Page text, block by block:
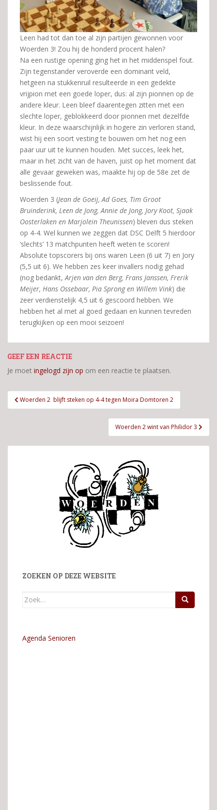
Leen had tot dan toe al zijn partijen gewonnen voor
Woerden 3! Zou hij de honderd procent halen?
Na een rustige opening ging het in het middenspel fout.
Zijn tegenstander veroverde een dominant veld,
hetgeen na stukkenruil resulteerde in een gedekte
vrijpion met een goede loper, dus: al zijn pionnen op de
andere kleur. Leen bleef daarentegen zitten met een
slechte loper, geblokkeerd door pionnen met dezelfde
kleur. In deze waarschijnlijk in hogere zin verloren stand,
wist hij een soort vesting te bouwen om het nog een
paar uur uit te kunnen houden. Met succes, leek het,
maar in het zicht van de haven, juist op het moment dat
alle gevaar geweken was, maakte hij op de 58e zet de
beslissende fout.
Woerden 3 (Jean de Goeij, Ad Goes, Tim Groot
Bruinderink, Leen de Jong, Annie de Jong, Jory Koot, Sjaak
Oosterlaken en Marjolein Theunissen) bleven dus steken
op 4-4. Wel kunnen we zeggen dat DSC Delft 5 hierdoor
‘slechts’ 13 matchpunten heeft weten te scoren!
Absolute topscorers bij ons waren Leen (6 uit 7) en Jory
(5,5 uit 6). We hebben zes keer invallers nodig gehad
(nog bedankt,Arjen van den Berg, Frans Janssen, Frerik
Meijer, Hans Ossebaar, Pia Sprong en Willem Vink) die
zeer verdienstelijk 4,5 uit 6 gescoord hebben. We
hebben het al met al goed gedaan en kunnen tevreden
terugkijken op een mooi seizoen!
GEEF EEN REACTIE
Je moet ingelogd zijn op om een reactie te plaatsen.
Bericht
navigatie
Woerden 2 blijft steken op 4-4 tegen Moira Domtoren 2
Woerden 2 wint van Philidor 3
ZOEKEN OP DEZE WEBSITE
Zoek
Agenda Senioren